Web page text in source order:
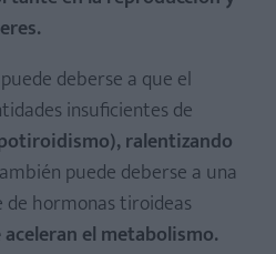
puede deberse a que el
insuficientes de
ralentizando
puede deberse a una
hormonas tiroideas
el metabolismo.